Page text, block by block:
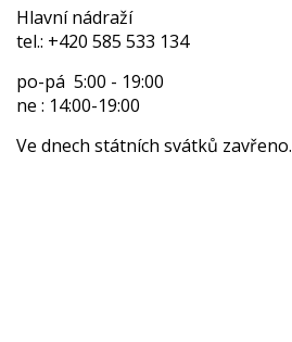
Hlavní nádraží
tel.: +420 585 533 134
po-pá 5:00 - 19:00
ne : 14:00-19:00
Ve dnech státních svátků zavřeno.